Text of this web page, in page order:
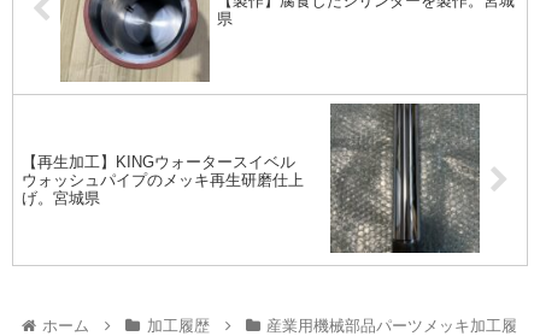
県
【再生加工】KINGウォータースイベル
ウォッシュパイプのメッキ再生研磨仕上
げ。宮城県
ホーム 加工履歴
産業用機械部品パーツメッキ加工履